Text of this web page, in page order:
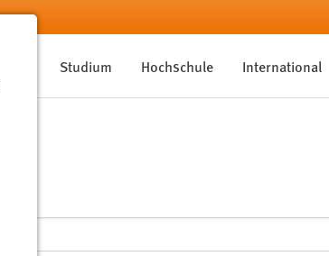
Studium Hochschule International